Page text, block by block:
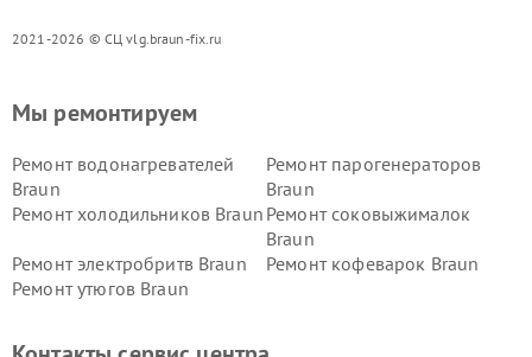
2021-2026 © СЦ vlg.braun-fix.ru
Мы ремонтируем
Ремонт водонагревателей
Braun
Ремонт парогенераторов
Braun
Ремонт холодильников Braun Ремонт соковыжималок
Braun
Ремонт электробритв Braun
Ремонт кофеварок Braun
Ремонт утюгов Braun